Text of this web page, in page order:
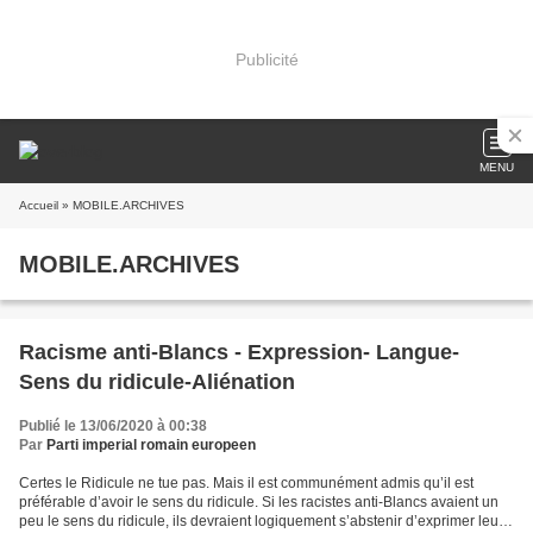
Publicité
MENU
Accueil » MOBILE.ARCHIVES
MOBILE.ARCHIVES
Racisme anti-Blancs - Expression- Langue-
Sens du ridicule-Aliénation
Publié le 13/06/2020 à 00:38
Par Parti imperial romain europeen
Certes le Ridicule ne tue pas. Mais il est communément admis qu’il est
préférable d’avoir le sens du ridicule. Si les racistes anti-Blancs avaient un
peu le sens du ridicule, ils devraient logiquement s’abstenir d’exprimer leur